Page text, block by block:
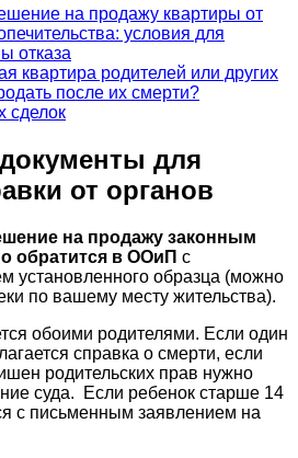
на продажу квартиры от
условия для
отказа
квартира родителей или других
после их смерти?
сделок
для
от органов
на продажу законным
обратится в ООиП с
установленного образца (можно
по вашему месту жительства).
обоими родителями. Если один
справка о смерти, если
родительских прав нужно
суда. Если ребенок старше 14
с письменным заявлением на